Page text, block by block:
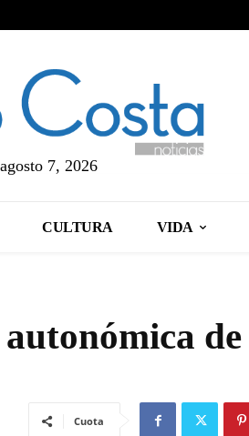
7, 2026
CULTURA VIDA
de
Cuota